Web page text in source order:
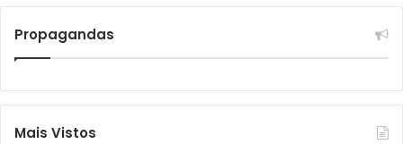
Propagandas
Mais Vistos